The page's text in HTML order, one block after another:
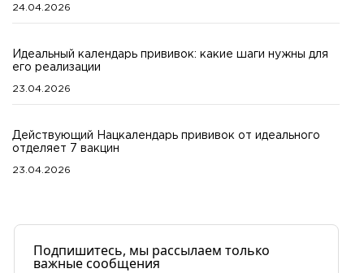
24.04.2026
Идеальный календарь прививок: какие шаги нужны для
его реализации
23.04.2026
Действующий Нацкалендарь прививок от идеального
отделяет 7 вакцин
23.04.2026
Подпишитесь, мы рассылаем только
важные сообщения